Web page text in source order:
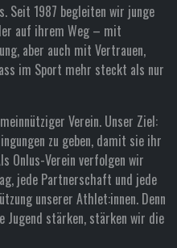
Seit 1987 begleiten wir junge
auf ihrem Weg – mit
aber auch mit Vertrauen,
im Sport mehr steckt als nur
Verein. Unser Ziel:
zu geben, damit sie ihr
Onlus-Verein verfolgen wir
jede Partnerschaft und jede
unserer Athlet:innen. Denn
Jugend stärken, stärken wir die